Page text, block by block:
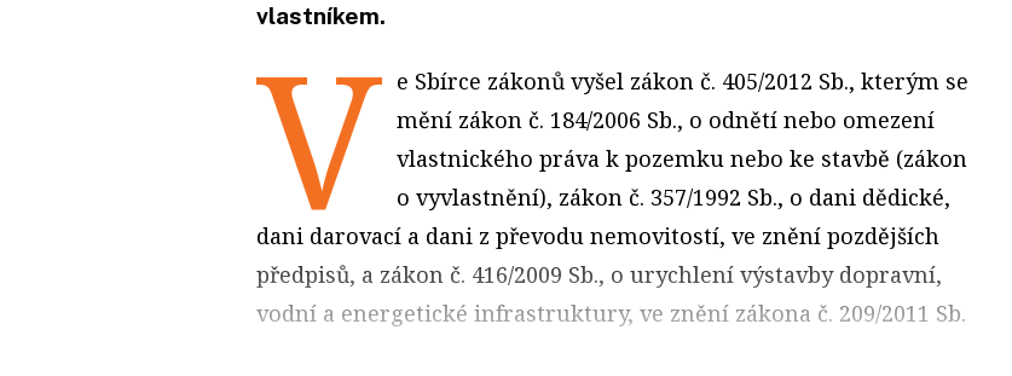
vlastníkem.
V e Sbírce zákonů vyšel zákon č. 405/2012 Sb., kterým se
mění zákon č. 184/2006 Sb., o odnětí nebo omezení
vlastnického práva k pozemku nebo ke stavbě (zákon
o vyvlastnění), zákon č. 357/1992 Sb., o dani dědické,
dani darovací a dani z převodu nemovitostí, ve znění pozdějších
předpisů, a zákon č. 416/2009 Sb., o urychlení výstavby dopravní,
vodní a energetické infrastruktury, ve znění zákona č. 209/2011 Sb.